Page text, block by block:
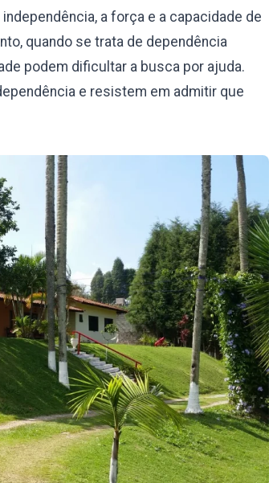
a força e a capacidade de
quando se trata de dependência
podem dificultar a busca por ajuda.
e resistem em admitir que